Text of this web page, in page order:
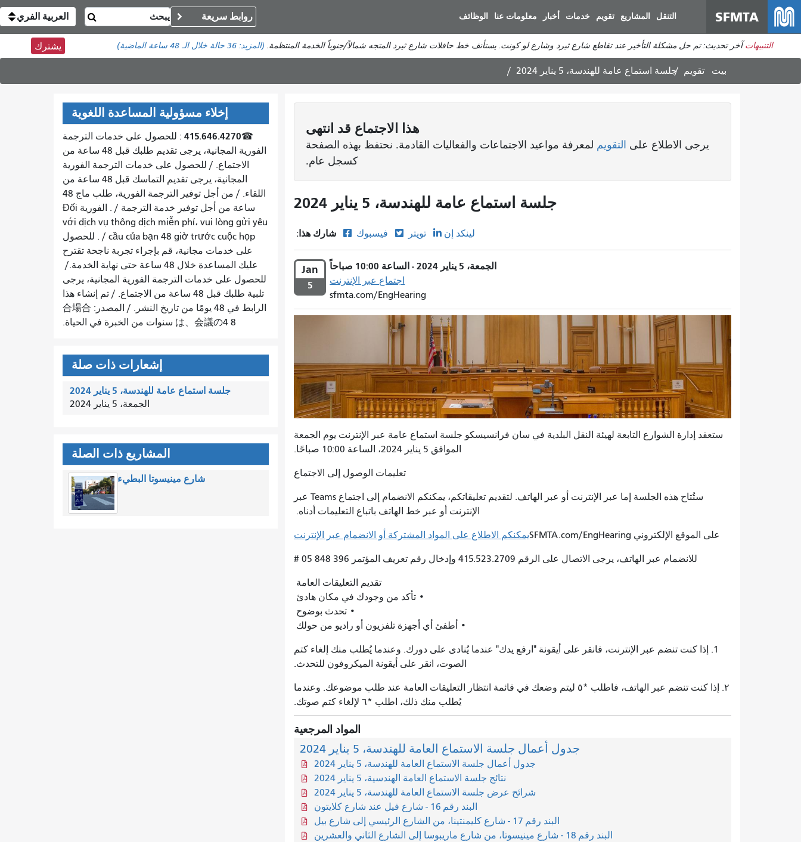
المحتوى
الرئيسي
SFMTA التنقل المشاريع تقويم خدمات أخبار معلومات عنا الوظائف روابط سريعة العربية الفري
التنبيهات آخر تحديث: تم حل مشكلة التأخير عند تقاطع شارع ثيرد وشارع لو كونت. يستأنف خط حافلات شارع ثيرد المتجه شمالاً/جنوباً الخدمة المنتظمة. (المزيد:36 حالة خلال الـ 48 ساعة الماضية) يشترك
بيت تقويم جلسة استماع عامة للهندسة، 5 يناير 2024
هذا الاجتماع قد انتهى
يرجى الاطلاع على التقويم لمعرفة مواعيد الاجتماعات والفعاليات القادمة. نحتفظ بهذه الصفحة
كسجل عام.
جلسة استماع عامة للهندسة، 5 يناير 2024
شارك هذا: فيسبوك تويتر لينكد إن
Jan
5
الجمعة، 5 يناير 2024 - الساعة 10:00 صباحاً
اجتماع عبر الإنترنت
sfmta.com/EngHearing
ستعقد إدارة الشوارع التابعة لهيئة النقل البلدية في سان فرانسيسكو جلسة استماع عامة عبر الإنترنت يوم الجمعة
الموافق 5 يناير 2024، الساعة 10:00 صباحًا.
تعليمات الوصول إلى الاجتماع
ستُتاح هذه الجلسة إما عبر الإنترنت أو عبر الهاتف. لتقديم تعليقاتكم، يمكنكم الانضمام إلى اجتماع Teams عبر
الإنترنت أو عبر خط الهاتف باتباع التعليمات أدناه.
يمكنكم الاطلاع على المواد المشتركة أو الانضمام عبر الإنترنت على الموقع الإلكتروني SFMTA.com/EngHearing
للانضمام عبر الهاتف، يرجى الاتصال على الرقم 415.523.2709 وإدخال رقم تعريف المؤتمر 396 848 05 #
تقديم التعليقات العامة
• تأكد من وجودك في مكان هادئ
• تحدث بوضوح
• أطفئ أي أجهزة تلفزيون أو راديو من حولك
1. إذا كنت تنضم عبر الإنترنت، فانقر على أيقونة "ارفع يدك" عندما يُنادى على دورك. وعندما يُطلب منك إلغاء كتم
الصوت، انقر على أيقونة الميكروفون للتحدث.
٢. إذا كنت تنضم عبر الهاتف، فاطلب *٥ ليتم وضعك في قائمة انتظار التعليقات العامة عند طلب موضوعك. وعندما
يُطلب منك ذلك، اطلب *٦ لإلغاء كتم صوتك.
المواد المرجعية
جدول أعمال جلسة الاستماع العامة للهندسة، 5 يناير 2024
جدول أعمال جلسة الاستماع العامة للهندسة، 5 يناير 2024
نتائج جلسة الاستماع العامة الهندسية، 5 يناير 2024
شرائح عرض جلسة الاستماع العامة للهندسة، 5 يناير 2024
البند رقم 16 - شارع فيل عند شارع كلايتون
البند رقم 17 - شارع كليمنتينا، من الشارع الرئيسي إلى شارع بيل
البند رقم 18 - شارع مينيسوتا، من شارع ماريبوسا إلى الشارع الثاني والعشرين
إخلاء مسؤولية المساعدة اللغوية
☎
415.646.4270: للحصول على خدمات الترجمة
الفورية المجانية، يرجى تقديم طلبك قبل 48 ساعة من
الاجتماع. / للحصول على خدمات الترجمة الفورية
المجانية، يرجى تقديم التماسك قبل 48 ساعة من
اللقاء. /
من أجل توفير الترجمة الفورية، طلب ماج 48
ساعة من أجل توفير خدمة الترجمة الفورية ./
Đối
với dịch vụ thông dịch miễn phí، vui lòng gửi yêu
cầu của bạn 48 giờ trước cuộc họp
. / للحصول
على خدمات مجانية، قم بإجراء تجربة ناجحة تقترح
عليك المساعدة خلال 48 ساعة حتى نهاية الخدمة.
/
للحصول على خدمات الترجمة الفورية المجانية، يرجى
تلبية طلبك قبل 48 ساعة من الاجتماع.
/ تم إنشاء هذا
الرابط في 48 يومًا من تاريخ النشر.
/
المصدر: 合場合
は、会議の4 8 سنوات من الخبرة في الحياة.
إشعارات ذات صلة
جلسة استماع عامة للهندسة، 5 يناير 2024
الجمعة، 5 يناير 2024
المشاريع ذات الصلة
شارع مينيسوتا البطيء